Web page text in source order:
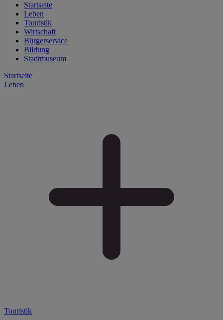
Startseite
Leben
Touristik
Wirtschaft
Bürgerservice
Bildung
Stadtmuseum
Startseite
Leben
Touristik